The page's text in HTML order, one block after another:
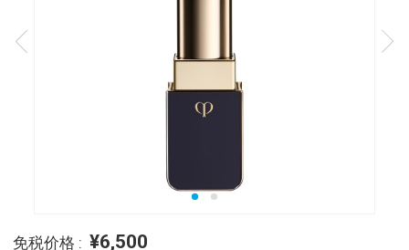
免税价格 : ¥6,500